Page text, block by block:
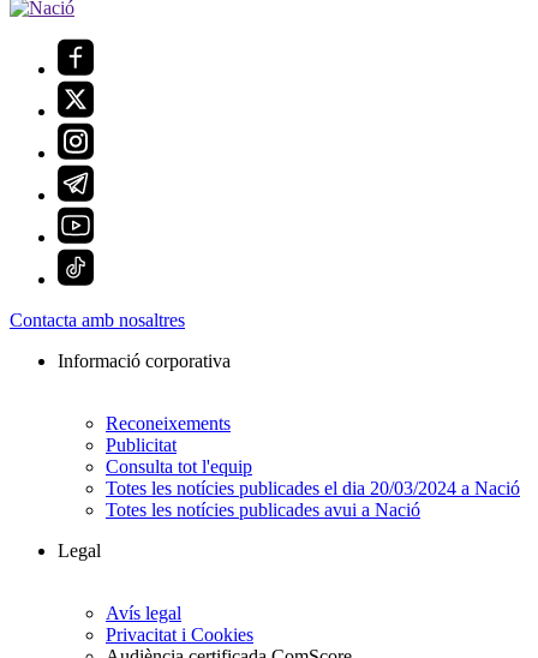
Contacta amb nosaltres
Informació corporativa
Reconeixements
Publicitat
Consulta tot l'equip
Totes les notícies publicades el dia 20/03/2024 a Nació
Totes les notícies publicades avui a Nació
Legal
Avís legal
Privacitat i Cookies